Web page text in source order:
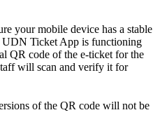
your mobile device has a stable
UDN Ticket App is functioning
QR code of the e-ticket for the
will scan and verify it for
of the QR code will not be